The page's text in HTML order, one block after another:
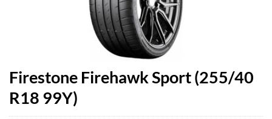
Firestone Firehawk Sport (255/40
R18 99Y)